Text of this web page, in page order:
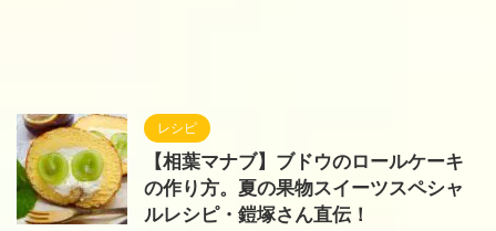
レシピ
【相葉マナブ】ブドウのロールケーキ
の作り方。夏の果物スイーツスペシャ
ルレシピ・鎧塚さん直伝！